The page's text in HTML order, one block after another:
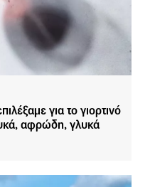
για το γιορτινό
αφρώδη, γλυκά